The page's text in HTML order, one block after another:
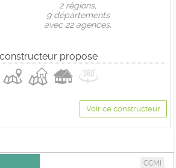
2 règions,
9 départements
avec 22 agences.
propose
Voir ce constructeur
CCMI